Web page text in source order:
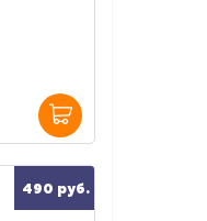
490 руб.